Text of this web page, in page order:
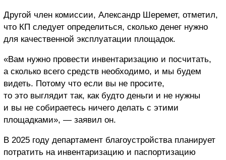
Другой член комиссии, Александр Шеремет, отметил,
что КП следует определиться, сколько денег нужно
для качественной эксплуатации площадок.
«Вам нужно провести инвентаризацию и посчитать,
а сколько всего средств необходимо, и мы будем
видеть. Потому что если вы не просите,
то это выглядит так, как будто деньги и не нужны
и вы не собираетесь ничего делать с этими
площадками», — заявил он.
В 2025 году департамент благоустройства планирует
потратить на инвентаризацию и паспортизацию